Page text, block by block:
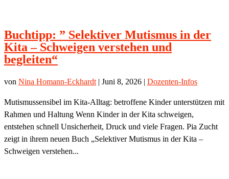
Buchtipp: ” Selektiver Mutismus in der
Kita – Schweigen verstehen und
begleiten“
von Nina Homann-Eckhardt | Juni 8, 2026 | Dozenten-Infos
Mutismussensibel im Kita-Alltag: betroffene Kinder unterstützen mit
Rahmen und Haltung Wenn Kinder in der Kita schweigen,
entstehen schnell Unsicherheit, Druck und viele Fragen. Pia Zucht
zeigt in ihrem neuen Buch „Selektiver Mutismus in der Kita –
Schweigen verstehen...